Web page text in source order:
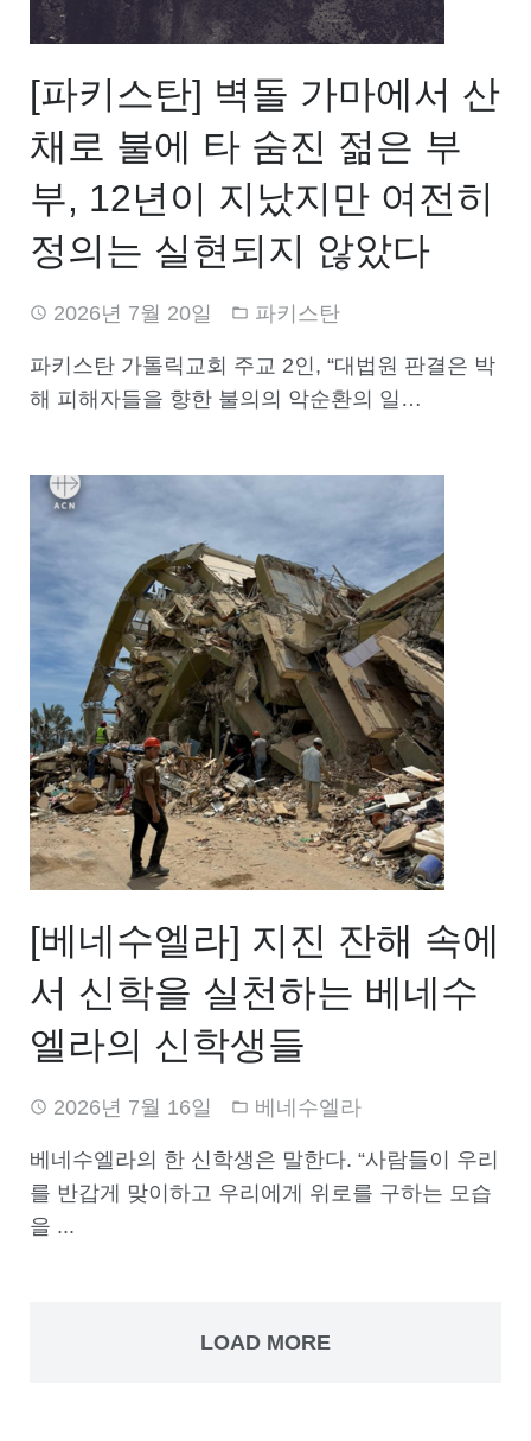
[파키스탄] 벽돌 가마에서 산
채로 불에 타 숨진 젊은 부
부, 12년이 지났지만 여전히
정의는 실현되지 않았다
2026년 7월 20일 파키스탄
파키스탄 가톨릭교회 주교 2인, “대법원 판결은 박
해 피해자들을 향한 불의의 악순환의 일…
[베네수엘라] 지진 잔해 속에
서 신학을 실천하는 베네수
엘라의 신학생들
2026년 7월 16일 베네수엘라
베네수엘라의 한 신학생은 말한다. “사람들이 우리
를 반갑게 맞이하고 우리에게 위로를 구하는 모습
을 ...
LOAD MORE